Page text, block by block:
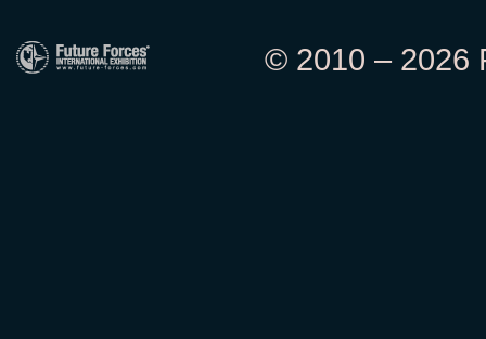
© 2010 – 2026